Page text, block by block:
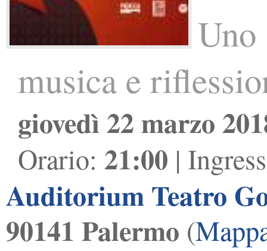
Uno
musica e
giovedì 22 marzo
Orario: 21:00 |
Auditorium Teatro
90141 Palermo (